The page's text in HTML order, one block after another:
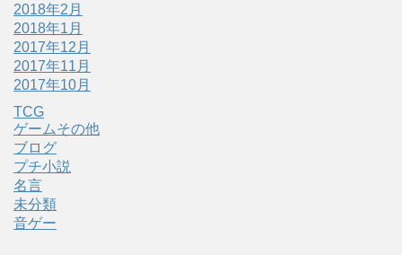
2018年2月
2018年1月
2017年12月
2017年11月
2017年10月
TCG
ゲームその他
ブログ
プチ小説
名言
未分類
音ゲー